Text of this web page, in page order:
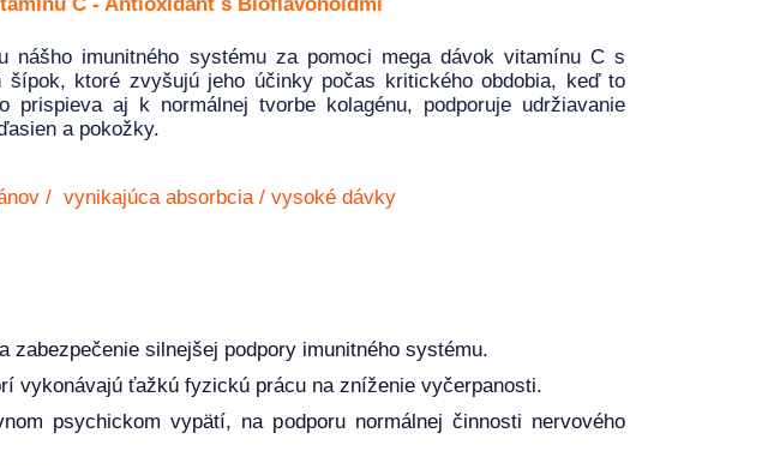
nášho imunitného systému za pomoci mega dávok vitamínu C s
šípok, ktoré zvyšujú jeho účinky počas kritického obdobia, keď to
prispieva aj k normálnej tvorbe kolagénu, podporuje udržiavanie
a pokožky.
/ vynikajúca absorbcia / vysoké dávky
zabezpečenie silnejšej podpory imunitného systému.
vykonávajú ťažkú fyzickú prácu na zníženie vyčerpanosti.
psychickom vypätí, na podporu normálnej činnosti nervového